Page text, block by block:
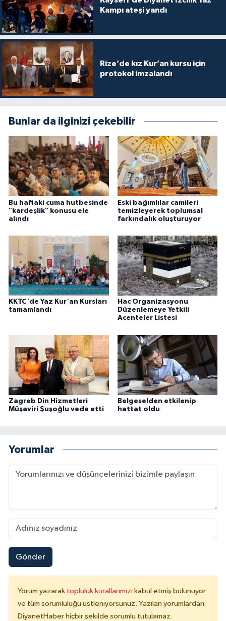
Kampı ateşi yandı
Rize’de kız Kur’an kursu için
protokol imzalandı
Bunlar da ilginizi çekebilir
Bu haftaki cuma hutbesinde
"kardeşlik" konusu ele
alındı
Eski bağımlılar camileri
temizleyerek toplumsal
farkındalık oluşturuyor
KKTC'de Yaz Kur'an Kursları
tamamlandı
Hac Organizasyonu
Düzenlemeye Yetkili
Acenteler Listesi
Zagreb Din Hizmetleri
Müşaviri Şuşoğlu veda etti
Belgeselden etkilenip
hattat oldu
Yorumlar
Gönder
Yorum yazarak topluluk kurallarımızı kabul etmiş bulunuyor
ve tüm sorumluluğu üstleniyorsunuz. Yazılan yorumlardan
DiyanetHaber hiçbir şekilde sorumlu tutulamaz.
Konya Müftülüğü
Kütahya Müftülüğü
Malatya Müftülüğü
Manisa Müftülüğü
Mardin Müftülüğü
Mersin Müftülüğü
Muğla Müftülüğü
Muş Müftülüğü
Niğde Müftülüğü
Ordu Müftülüğü
Osmaniye Müftülüğü
Sakarya Müftülüğü
Samsun Müftülüğü
Siirt Müftülüğü
Şırnak Müftülüğü
Tekirdağ Müftülüğü
Tokat Müftülüğü
Tunceli Müftülüğü